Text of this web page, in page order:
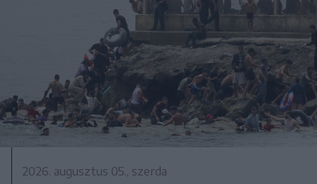
2026. augusztus 05., szerda